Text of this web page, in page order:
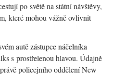
po světě na státní návštěvy,
které mohou vážně ovlivnit
autě zástupce náčelníka
s prostřelenou hlavou. Údajně
policejního oddělení New